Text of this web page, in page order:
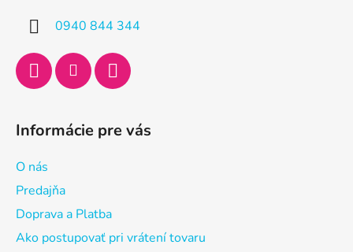
0940 844 344
Informácie pre vás
O nás
Predajňa
Doprava a Platba
Ako postupovať pri vrátení tovaru